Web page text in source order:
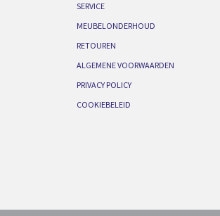
SERVICE
MEUBELONDERHOUD
RETOUREN
ALGEMENE VOORWAARDEN
PRIVACY POLICY
COOKIEBELEID